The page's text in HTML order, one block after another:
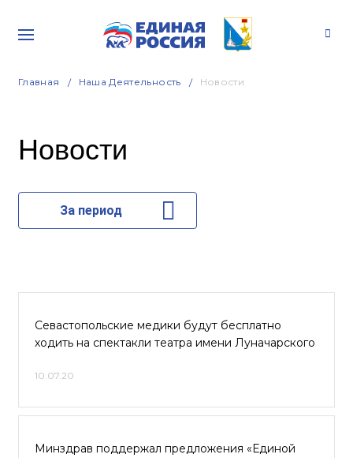
Главная Наша Деятельность Новости
Новости
За период
Севастопольские медики будут бесплатно
ходить на спектакли театра имени Луначарского
10.07.20
Минздрав поддержал предложения «Единой